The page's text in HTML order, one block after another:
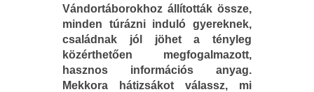
Vándortáborokhoz állították össze,
minden túrázni induló gyereknek,
családnak jól jöhet a tényleg
közérthetően megfogalmazott,
hasznos információs anyag.
Mekkora hátizsákot válassz, mi